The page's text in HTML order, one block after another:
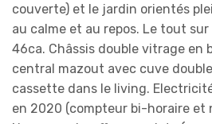
couverte) et le jardin orientés
au calme et au repos. Le tout
46ca. Châssis double vitrage en
central mazout avec cuve
cassette dans le living.
en 2020 (compteur bi-horaire et